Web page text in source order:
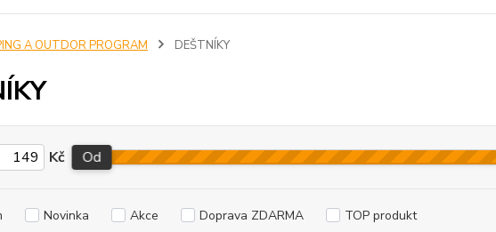
A OUTDOR PROGRAM DEŠTNÍKY
Kč Od
Novinka Akce Doprava ZDARMA TOP produkt